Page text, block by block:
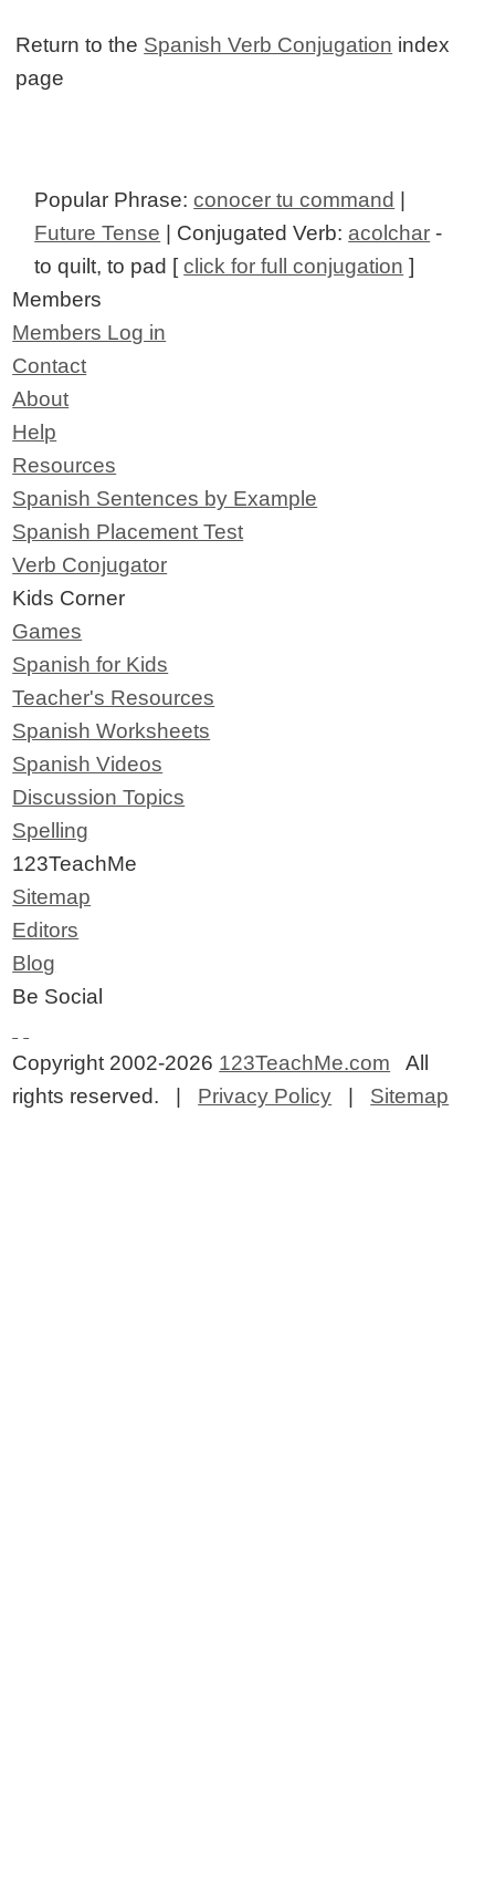
Return to the Spanish Verb Conjugation index
page
Popular Phrase:conocer tu command
Future Tense | Conjugated Verb: acolchar -
to quilt, to pad [click for full conjugation ]
Members
Members Log in
Contact
About
Help
Resources
Spanish Sentences by Example
Spanish Placement Test
Verb Conjugator
Kids Corner
Games
Spanish for Kids
Teacher's Resources
Spanish Worksheets
Spanish Videos
Discussion Topics
Spelling
123TeachMe
Sitemap
Editors
Blog
Be Social
Copyright 2002-2026 123TeachMe.com All
rights reserved. | Privacy Policy Sitemap